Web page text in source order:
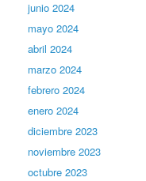
junio 2024
mayo 2024
abril 2024
marzo 2024
febrero 2024
enero 2024
diciembre 2023
noviembre 2023
octubre 2023